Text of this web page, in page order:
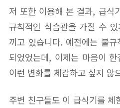
저 또한 이용해 본 결과, 급식
규칙적인 식습관을 가질 수
끼고 있습니다. 예전에는 불
되었었는데, 이제는 마음이
이런 변화를 체감하고 싶지 않
주변 친구들도 이 급식기를